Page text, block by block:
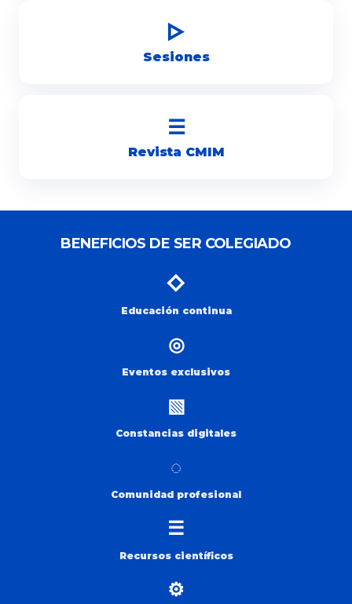
▷
Sesiones
☰
Revista CMIM
BENEFICIOS DE SER COLEGIADO
◇
Educación continua
◎
Eventos exclusivos
▧
Constancias digitales
◌
Comunidad profesional
☰
Recursos científicos
⚙